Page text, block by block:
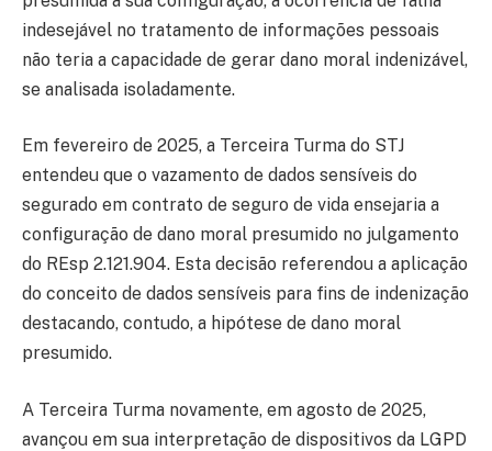
indesejável no tratamento de informações pessoais
não teria a capacidade de gerar dano moral indenizável,
se analisada isoladamente.
Em fevereiro de 2025, a Terceira Turma do STJ
entendeu que o vazamento de dados sensíveis do
segurado em contrato de seguro de vida ensejaria a
configuração de dano moral presumido no julgamento
do REsp 2.121.904. Esta decisão referendou a aplicação
do conceito de dados sensíveis para fins de indenização
destacando, contudo, a hipótese de dano moral
presumido.
A Terceira Turma novamente, em agosto de 2025,
avançou em sua interpretação de dispositivos da LGPD